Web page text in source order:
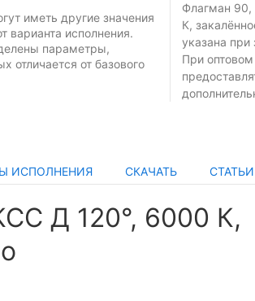
иметь другие значения
варианта исполнения.
параметры,
отличается от базового
Флагман
К,
указана при
При оптовом
ИСПОЛНЕНИЯ СКАЧАТЬ
Д 120°, 6000 К,